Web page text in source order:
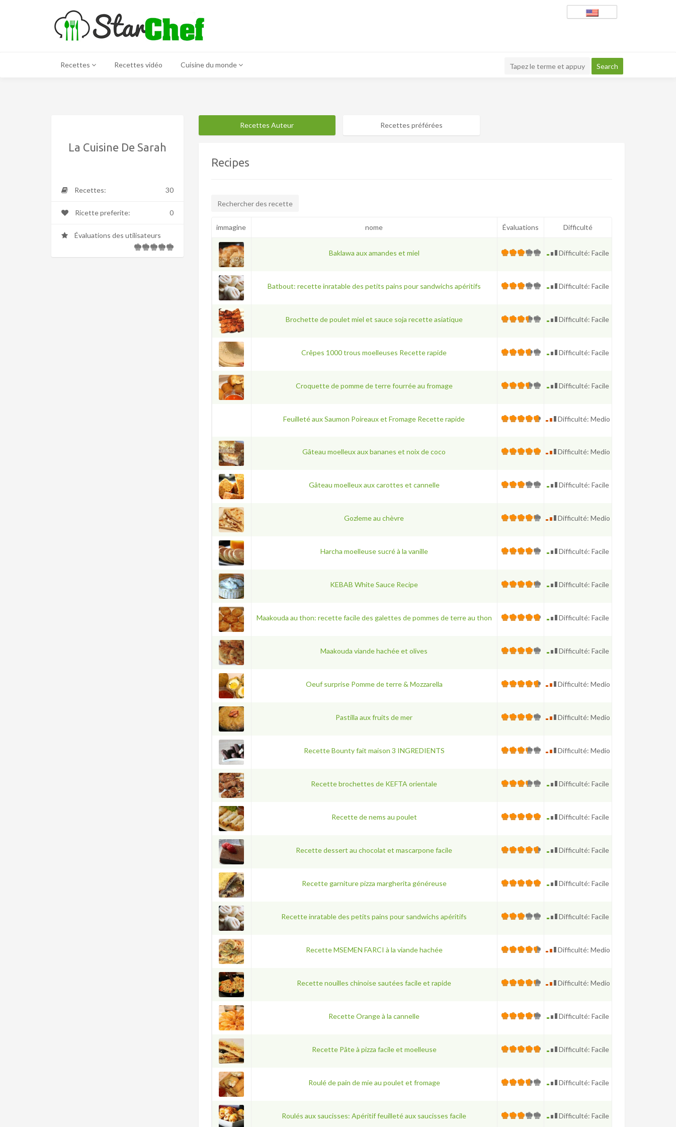
Recettes Recettes vidéo Cuisine du monde
La Cuisine De Sarah
Recettes: 30
Ricette preferite: 0
Évaluations des utilisateurs
Recettes Auteur Recettes préférées
Recipes
immagine nome Évaluations Difficulté
Baklawa aux amandes et miel Difficulté: Facile
Batbout: recette inratable des petits pains pour sandwichs apéritifs Difficulté: Facile
Brochette de poulet miel et sauce soja recette asiatique Difficulté: Facile
Crêpes 1000 trous moelleuses Recette rapide Difficulté: Facile
Croquette de pomme de terre fourrée au fromage Difficulté: Facile
Feuilleté aux Saumon Poireaux et Fromage Recette rapide Difficulté: Medio
Gâteau moelleux aux bananes et noix de coco Difficulté: Medio
Gâteau moelleux aux carottes et cannelle Difficulté: Facile
Gozleme au chèvre Difficulté: Medio
Harcha moelleuse sucré à la vanille Difficulté: Facile
KEBAB White Sauce Recipe Difficulté: Facile
Maakouda au thon: recette facile des galettes de pommes de terre au thon Difficulté: Facile
Maakouda viande hachée et olives Difficulté: Facile
Oeuf surprise Pomme de terre & Mozzarella Difficulté: Medio
Pastilla aux fruits de mer Difficulté: Medio
Recette Bounty fait maison 3 INGREDIENTS Difficulté: Medio
Recette brochettes de KEFTA orientale Difficulté: Facile
Recette de nems au poulet Difficulté: Facile
Recette dessert au chocolat et mascarpone facile Difficulté: Facile
Recette garniture pizza margherita généreuse Difficulté: Facile
Recette inratable des petits pains pour sandwichs apéritifs Difficulté: Facile
Recette MSEMEN FARCI à la viande hachée Difficulté: Medio
Recette nouilles chinoise sautées facile et rapide Difficulté: Medio
Recette Orange à la cannelle Difficulté: Facile
Recette Pâte à pizza facile et moelleuse Difficulté: Facile
Roulé de pain de mie au poulet et fromage Difficulté: Facile
Roulés aux saucisses: Apéritif feuilleté aux saucisses facile Difficulté: Facile